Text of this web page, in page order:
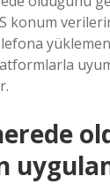
konum